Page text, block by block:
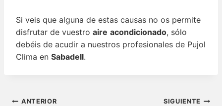
Si veis que alguna de estas causas no os permite
disfrutar de vuestro aire acondicionado, sólo
debéis de acudir a nuestros profesionales de Pujol
Clima en Sabadell.
ANTERIOR SIGUIENTE